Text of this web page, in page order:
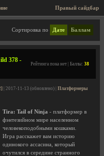
Правый сайдбар
сбоку)
Сортировка по Дате Баллам
378 -
Рейтинга пока нет | Баллы: 38
| 2017-11-13 (обновлено) | Платформеры
Tira: Tail of Ninja - платформер в
фэнтезийном мире населенном
человекоподобными кошками.
Игра расскажет вам историю
одинокого ассасина, который
очутился в середине странного